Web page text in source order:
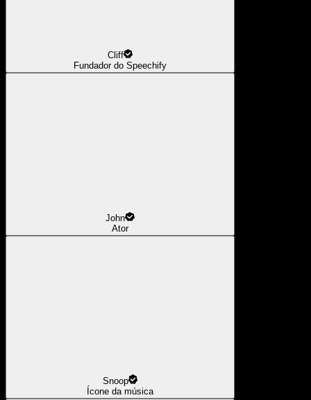
Cliff
Fundador do Speechify
John
Ator
Snoop
Ícone da música